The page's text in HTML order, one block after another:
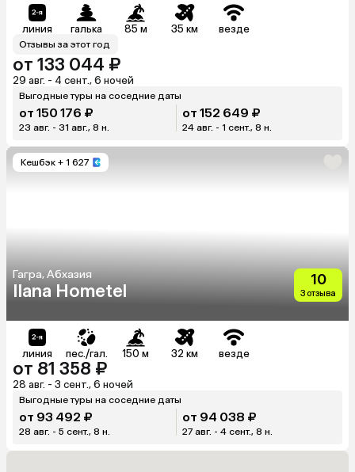
линия галька 85 м 35 км везде
Отзывы за этот год
от 133 044 ₽
29 авг. - 4 сент., 6 ночей
Выгодные туры на соседние даты
от 150 176 ₽
23 авг. - 31 авг., 8 н.
от 152 649 ₽
24 авг. - 1 сент., 8 н.
Кешбэк + 1 627
Гагра, Абхазия
Ilana Hometel
10
3 отзыва
линия пес./гал. 150 м 32 км везде
от 81 358 ₽
28 авг. - 3 сент., 6 ночей
Выгодные туры на соседние даты
от 93 492 ₽
28 авг. - 5 сент., 8 н.
от 94 038 ₽
27 авг. - 4 сент., 8 н.